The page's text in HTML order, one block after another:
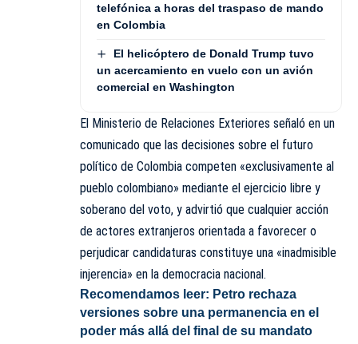
telefónica a horas del traspaso de mando
en Colombia
El helicóptero de Donald Trump tuvo
un acercamiento en vuelo con un avión
comercial en Washington
El Ministerio de Relaciones Exteriores señaló en un
comunicado que las decisiones sobre el futuro
político de Colombia competen «exclusivamente al
pueblo colombiano» mediante el ejercicio libre y
soberano del voto, y advirtió que cualquier acción
de actores extranjeros orientada a favorecer o
perjudicar candidaturas constituye una «inadmisible
injerencia» en la democracia nacional.
Recomendamos leer: Petro rechaza
versiones sobre una permanencia en el
poder más allá del final de su mandato